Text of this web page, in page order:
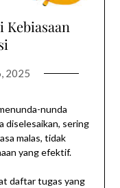
Kebiasaan
2025
nunda
diselesaikan, sering
malas, tidak
yang efektif.
daftar tugas yang